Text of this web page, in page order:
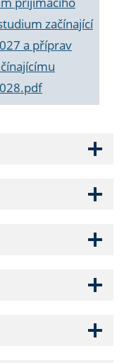
začínající
a příprav